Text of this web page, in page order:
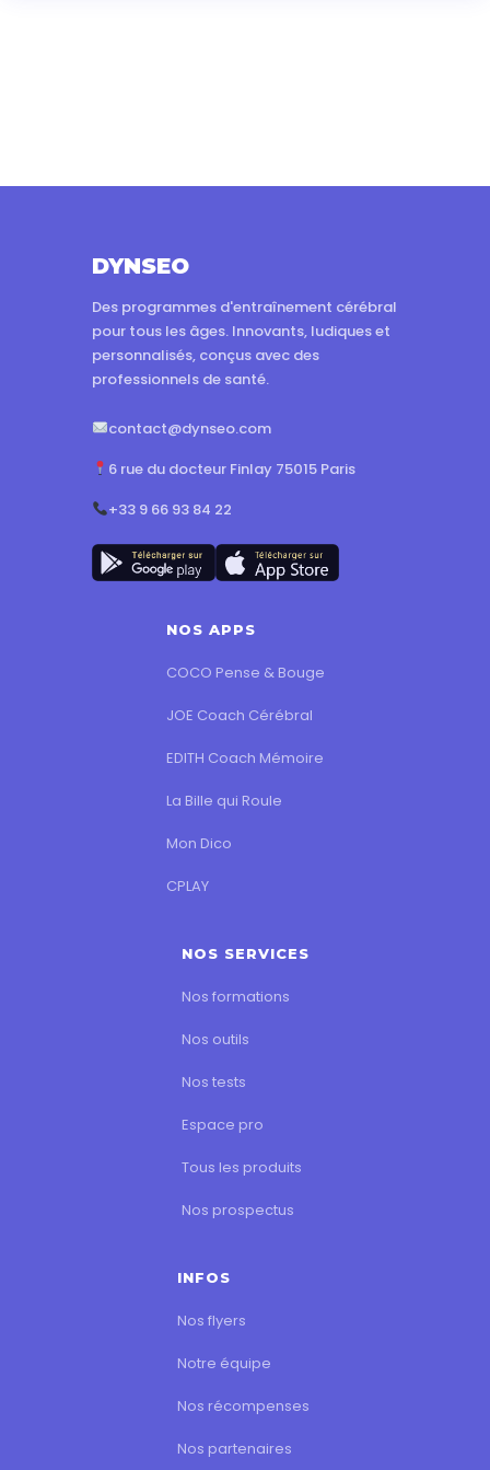
DYNSEO
Des programmes d'entraînement cérébral
pour tous les âges. Innovants, ludiques et
personnalisés, conçus avec des
professionnels de santé.
contact@dynseo.com
6 rue du docteur Finlay 75015 Paris
+33 9 66 93 84 22
NOS APPS
COCO Pense & Bouge
JOE Coach Cérébral
EDITH Coach Mémoire
La Bille qui Roule
Mon Dico
CPLAY
NOS SERVICES
Nos formations
Nos outils
Nos tests
Espace pro
Tous les produits
Nos prospectus
INFOS
Nos flyers
Notre équipe
Nos récompenses
Nos partenaires